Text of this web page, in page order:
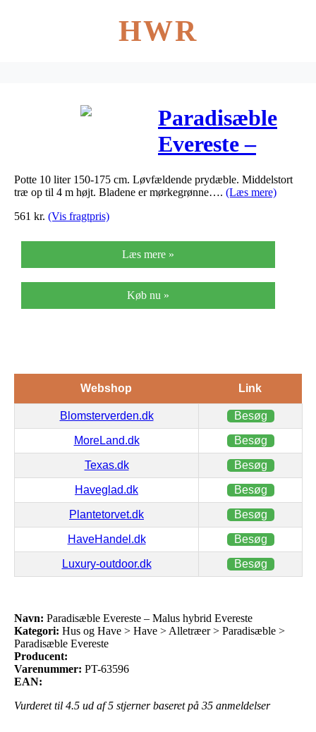
HWR
Paradisæble
Evereste –
Malus hybrid
Evereste
Potte 10 liter 150-175 cm. Løvfældende prydæble. Middelstort
træ op til 4 m højt. Bladene er mørkegrønne…. (Læs mere)
561 kr. (Vis fragtpris)
Læs mere »
Køb nu »
Webshop Link
Blomsterverden.dk Besøg
MoreLand.dk Besøg
Texas.dk Besøg
Haveglad.dk Besøg
Plantetorvet.dk Besøg
HaveHandel.dk Besøg
Luxury-outdoor.dk Besøg
Navn: Paradisæble Evereste – Malus hybrid Evereste
Kategori: Hus og Have > Have > Alletræer > Paradisæble >
Paradisæble Evereste
Producent:
Varenummer: PT-63596
EAN:
Vurderet til 4.5 ud af 5 stjerner baseret på 35 anmeldelser